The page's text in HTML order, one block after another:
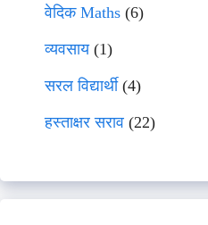
वेदिक Maths (6)
व्यवसाय(1)
सरल विद्यार्थी(4)
हस्ताक्षर सराव (22)